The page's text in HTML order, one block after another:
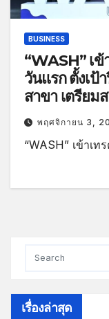
BUSINESS
“WASH” เ
วันแรก ตั้งเป้
สาขา เตรียม
รองรับการขย
การเติบโตอย่า
พฤศจิกายน 3,
“WASH” เข้าเ
เรื่องล่าสุด